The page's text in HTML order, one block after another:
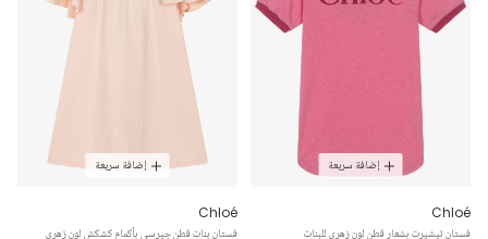
إضافة سريعة
Chloé
فستان تيشيرت بشعار قطن لون زهري للبنات
إضافة سريعة
Chloé
فستان بنات قطن جيرسي بأكمام كشكش لون زهري